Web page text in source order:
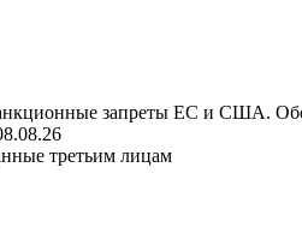
запреты ЕС и США.
третьим лицам